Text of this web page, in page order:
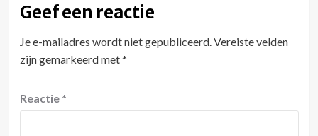
Geef een reactie
Je e-mailadres wordt niet gepubliceerd. Vereiste velden
zijn gemarkeerd met*
Reactie *